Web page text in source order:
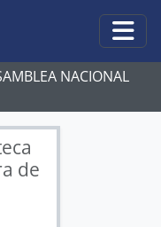
NACIONAL
de